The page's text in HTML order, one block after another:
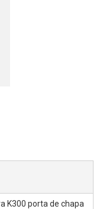
K300 porta de chapa